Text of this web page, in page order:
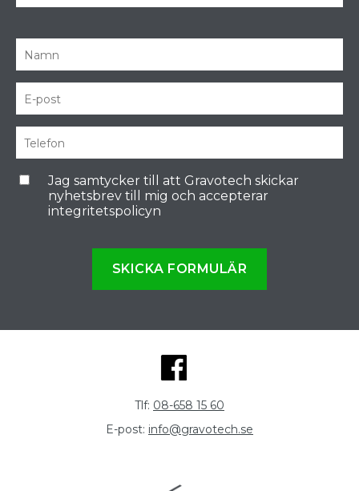
Jag samtycker till att Gravotech skickar
nyhetsbrev till mig och accepterar
integritetspolicyn
SKICKA FORMULÄR
Tlf: 08-658 15 60
E-post: info@gravotech.se